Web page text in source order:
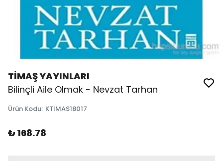
TİMAŞ YAYINLARI
Bilinçli Aile Olmak - Nevzat Tarhan
Ürün Kodu: KTIMAS18017
₺ 168.78